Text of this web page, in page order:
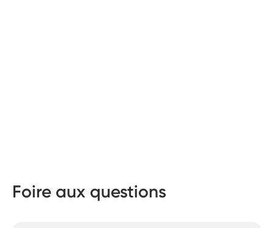
Foire aux questions